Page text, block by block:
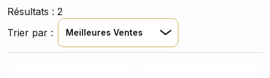
Résultats : 2
Trier par :
Meilleures Ventes